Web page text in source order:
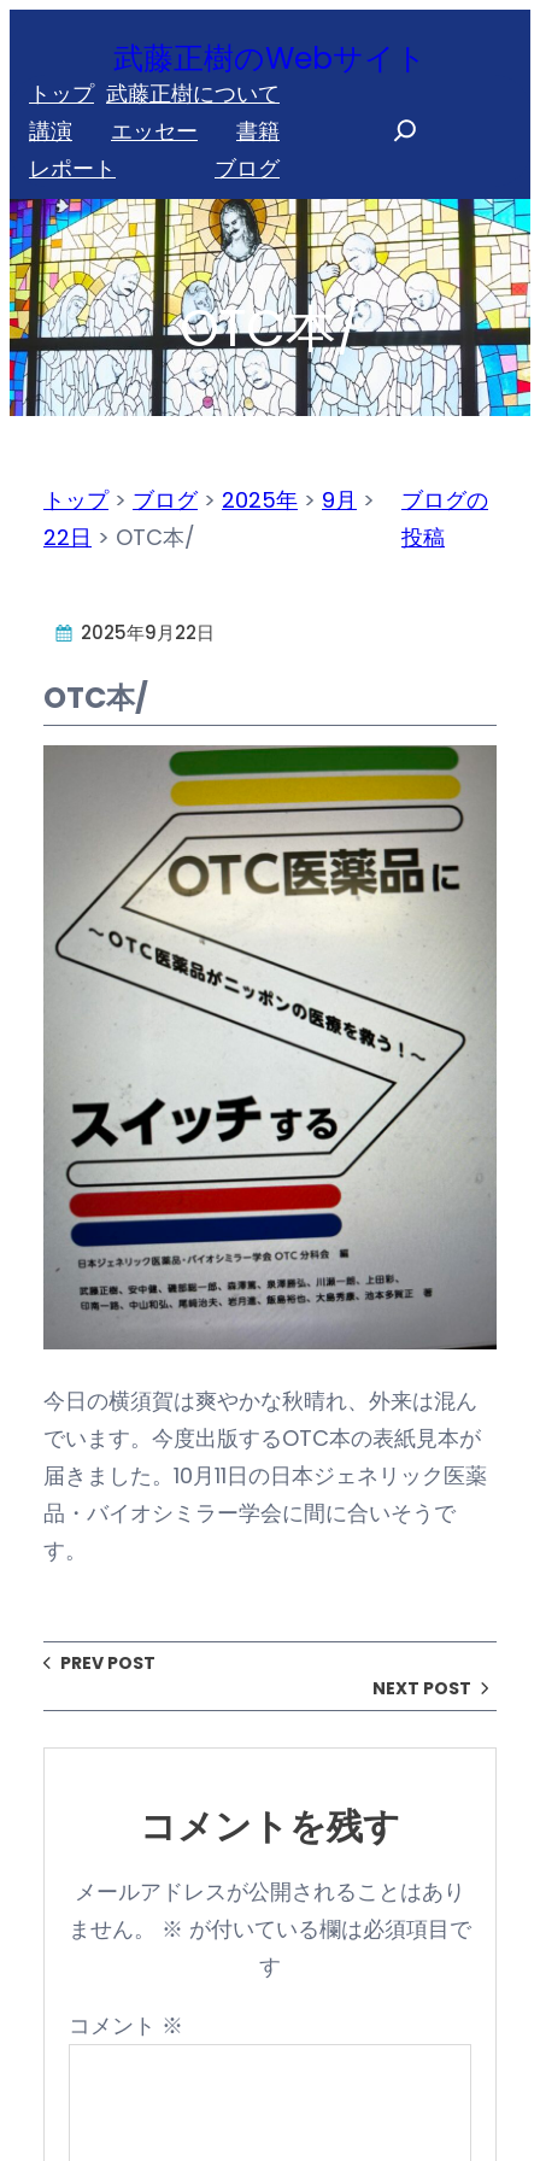
を
ス
キ
ッ
プ
武藤正樹のWebサイト
トップ 武藤正樹について
講演
エッセー
書籍
レポート
ブログ
r
c
h
OTC本/
トップ> ブログ> 2025年 > 9月 >
22日 > OTC本/
ブログの
投稿
2025年9月22日
OTC本/
今日の横須賀は爽やかな秋晴れ、外来は混ん
でいます。今度出版するOTC本の表紙見本が
届きました。10月11日の日本ジェネリック医薬
品・バイオシミラー学会に間に合いそうで
す。
PREV POST
NEXT POST
コメントを残す
メールアドレスが公開されることはあり
ません。
※ が付いている欄は必須項目で
す
コメント ※